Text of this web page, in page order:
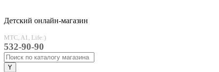
Детский онлайн-магазин
MTC, A1, Life:)
532-90-90